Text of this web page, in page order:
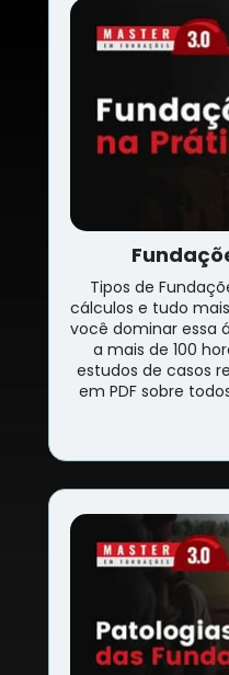
Tipos de
cálculos e tudo
você dominar essa
a mais de 100
estudos de casos
em PDF sobre